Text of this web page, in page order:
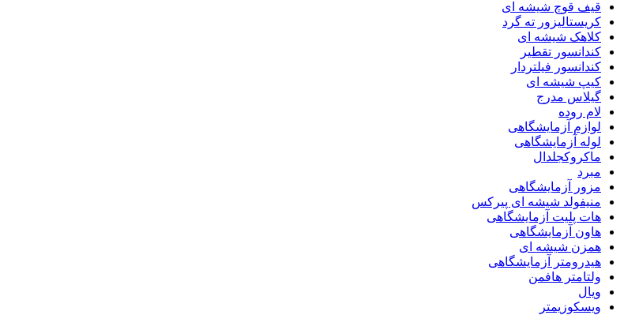
قیف قوچ شیشه ای
کریستالیزور ته گرد
کلاهک شیشه ای
کندانسور تقطیر
کندانسور فیلتردار
کیپ شیشه ای
گیلاس مدرج
لام روده
لوازم آزمایشگاهی
لوله آزمایشگاهی
ماکروکجلدال
مبرد
مزور آزمایشگاهی
منیفولد شیشه ای پیرکس
هات پلیت آزمایشگاهی
هاون آزمایشگاهی
همزن شیشه ای
هیدرومتر آزمایشگاهی
ولتامتر هافمن
ویال
ویسکوزیمتر